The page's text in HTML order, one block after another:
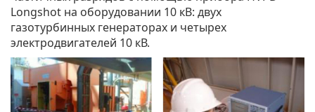
Longshot на оборудовании 10 кВ: двух
газотурбинных генераторах и четырех
электродвигателей 10 кВ.